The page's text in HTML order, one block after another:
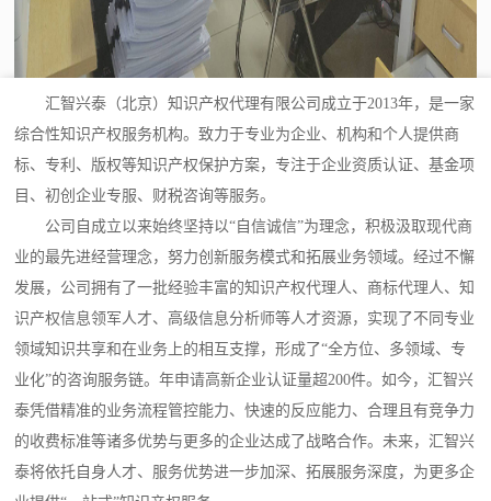
汇智兴泰（北京）知识产权代理有限公司成立于2013年，是一家
综合性知识产权服务机构。致力于专业为企业、机构和个人提供商
标、专利、版权等知识产权保护方案，专注于企业资质认证、基金项
目、初创企业专服、财税咨询等服务。
公司自成立以来始终坚持以“自信诚信”为理念，积极汲取现代商
业的最先进经营理念，努力创新服务模式和拓展业务领域。经过不懈
发展，公司拥有了一批经验丰富的知识产权代理人、商标代理人、知
识产权信息领军人才、高级信息分析师等人才资源，实现了不同专业
领域知识共享和在业务上的相互支撑，形成了“全方位、多领域、专
业化”的咨询服务链。年申请高新企业认证量超200件。如今，汇智兴
泰凭借精准的业务流程管控能力、快速的反应能力、合理且有竞争力
的收费标准等诸多优势与更多的企业达成了战略合作。未来，汇智兴
泰将依托自身人才、服务优势进一步加深、拓展服务深度，为更多企